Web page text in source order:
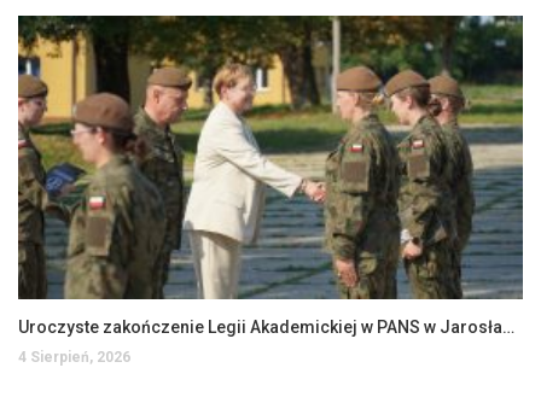
Uroczyste zakończenie Legii Akademickiej w PANS w Jarosławiu
4 Sierpień, 2026